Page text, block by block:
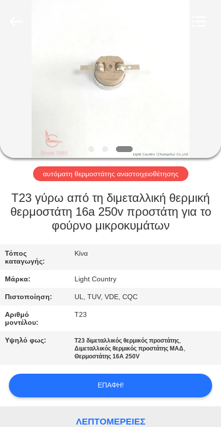
ΕΜΦΆΝΙΣΗ
VR
ΠΕΡΊΠΟΥ
ΕΜΕΊΣ
ΕΡΓΟΣΤΑΣΊΩΝ
ΠΟΙΟΤΙΚΌΣ
ΈΛΕΓΧΟΣ
ΜΑΣ
ΕΠΑΦΉ
ΜΕ
αυτόματη θερμοστάτης αναστοιχειοθέτησης
T23 γύρω από τη διμεταλλική θερμική
θερμοστάτη 16a 250v προστάτη για το
φούρνο μικροκυμάτων
Τόπος
καταγωγής:
Κίνα
Μάρκα: Light Country
Πιστοποίηση: UL, TUV, VDE, CQC
Αριθμό
μοντέλου:
T23
Υψηλό φως: T23 διμεταλλικός θερμικός προστάτης,
Διμεταλλικός θερμικός προστάτης ΜΑΔ,
Θερμοστάτης 16A 250V
ΕΠΑΦΉ!
ΛΕΠΤΟΜΈΡΕΙΕΣ